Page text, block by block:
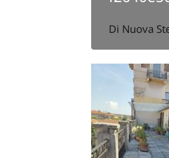
Di Nuova